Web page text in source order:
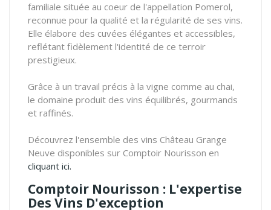
familiale située au coeur de l'appellation Pomerol,
reconnue pour la qualité et la régularité de ses vins.
Elle élabore des cuvées élégantes et accessibles,
reflétant fidèlement l'identité de ce terroir
prestigieux.
Grâce à un travail précis à la vigne comme au chai,
le domaine produit des vins équilibrés, gourmands
et raffinés.
Découvrez l'ensemble des vins Château Grange
Neuve disponibles sur Comptoir Nourisson en
cliquant ici.
Comptoir Nourisson : L'expertise
Des Vins D'exception